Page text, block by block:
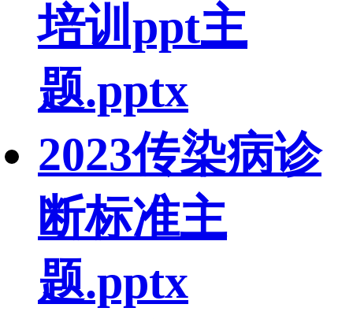
培训ppt主
题.pptx
2023传染病诊
断标准主
题.pptx